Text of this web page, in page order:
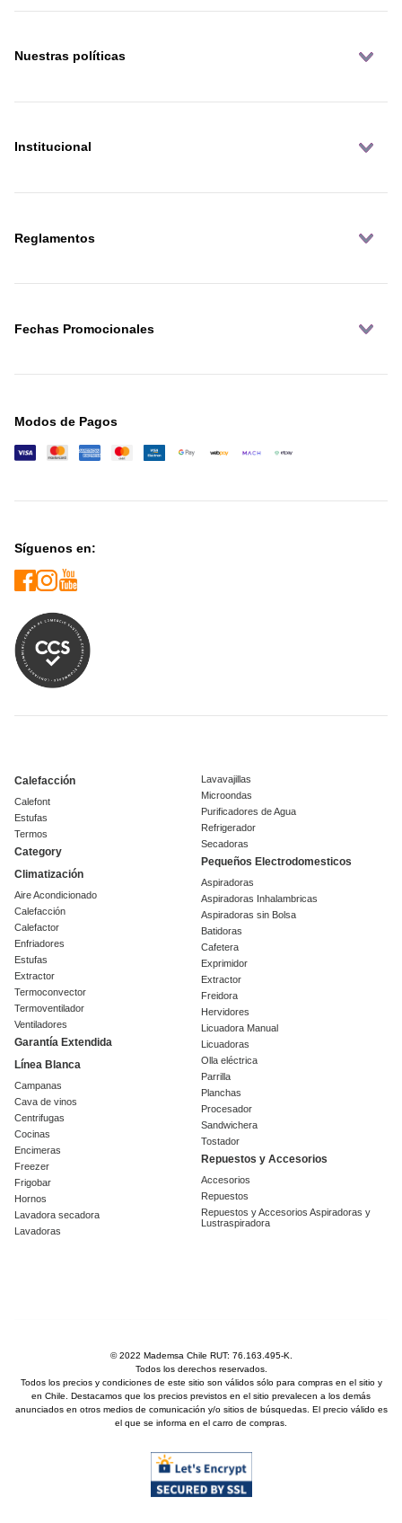
Nuestras políticas
Institucional
Reglamentos
Fechas Promocionales
Modos de Pagos
Síguenos en:
Calefacción
Calefont
Estufas
Termos
Category
Climatización
Aire Acondicionado
Calefacción
Calefactor
Enfriadores
Estufas
Extractor
Termoconvector
Termoventilador
Ventiladores
Garantía Extendida
Línea Blanca
Campanas
Cava de vinos
Centrifugas
Cocinas
Encimeras
Freezer
Frigobar
Hornos
Lavadora secadora
Lavadoras
Lavavajillas
Microondas
Purificadores de Agua
Refrigerador
Secadoras
Pequeños Electrodomesticos
Aspiradoras
Aspiradoras Inhalambricas
Aspiradoras sin Bolsa
Batidoras
Cafetera
Exprimidor
Extractor
Freidora
Hervidores
Licuadora Manual
Licuadoras
Olla eléctrica
Parrilla
Planchas
Procesador
Sandwichera
Tostador
Repuestos y Accesorios
Accesorios
Repuestos
Repuestos y Accesorios Aspiradoras y
Lustraspiradora
© 2022 Mademsa Chile RUT: 76.163.495-K.
Todos los derechos reservados.
Todos los precios y condiciones de este sitio son válidos sólo para compras en el sitio y
en Chile. Destacamos que los precios previstos en el sitio prevalecen a los demás
anunciados en otros medios de comunicación y/o sitios de búsquedas. El precio válido es
el que se informa en el carro de compras.